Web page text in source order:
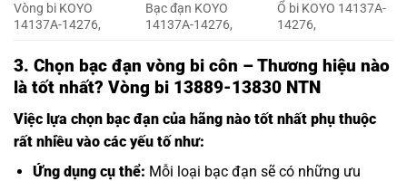
Vòng bi KOYO
14137A-14276,
Bạc đạn KOYO
14137A-14276,
Ổ bi KOYO 14137A-
14276,
3. Chọn bạc đạn vòng bi côn – Thương hiệu nào
là tốt nhất? Vòng bi 13889-13830 NTN
Việc lựa chọn bạc đạn của hãng nào tốt nhất phụ thuộc
rất nhiều vào các yếu tố như:
Ứng dụng cụ thể: Mỗi loại bạc đạn sẽ có những ưu